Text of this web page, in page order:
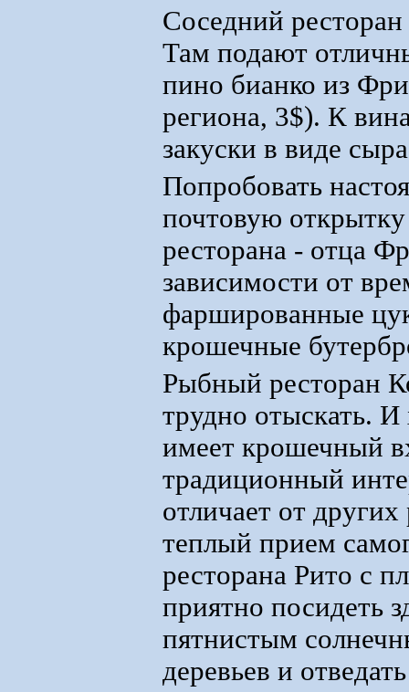
Соседний
Там подают
пино бианко из
региона, 3$). К
закуски в виде
Попробовать
почтовую
ресторана - отца
зависимости от
фаршированные
крошечные
Рыбный ресторан
трудно отыскать. И
имеет крошечный
традиционный
отличает от других
теплый прием
ресторана Рито с
приятно посидеть
пятнистым
деревьев и